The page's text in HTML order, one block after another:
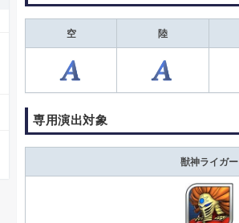
空 陸
専用演出対象
獣神ライガー